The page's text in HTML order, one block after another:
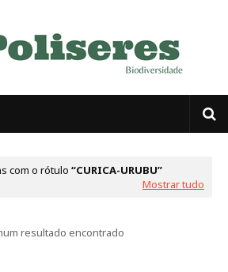
com o rótulo
CURICA-URUBU
Mostrar tudo
resultado encontrado